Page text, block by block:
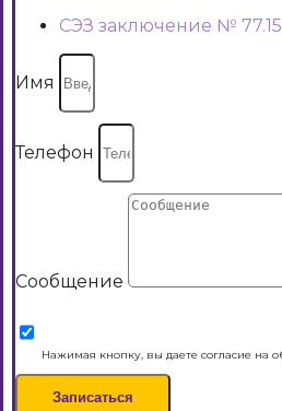
СЭЗ заключение №
Имя
Телефон
Сообщение
Нажимая кнопку, вы даете согласие на
Записаться